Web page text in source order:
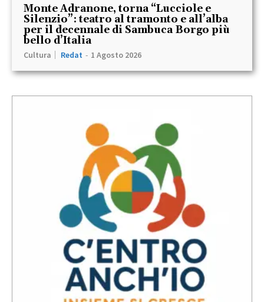
Monte Adranone, torna “Lucciole e
Silenzio”: teatro al tramonto e all’alba
per il decennale di Sambuca Borgo più
bello d’Italia
Cultura Redat - 1 Agosto 2026